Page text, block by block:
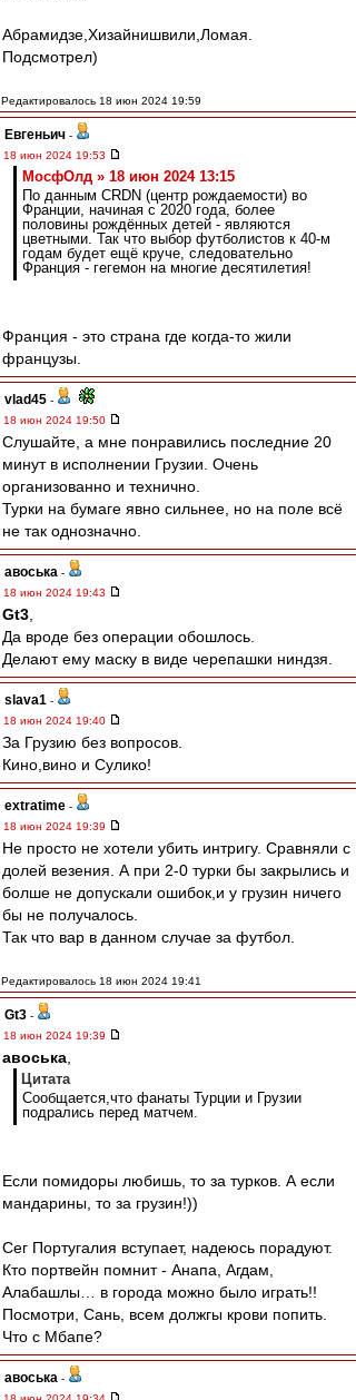
Абрамидзе,Хизайнишвили,Ломая.
Подсмотрел)
Редактировалось 18 июн 2024 19:59
Евгеньич -
18 июн 2024 19:53
МосфОлд » 18 июн 2024 13:15
По данным CRDN (центр рождаемости) во
Франции, начиная с 2020 года, более
половины рождённых детей - являются
цветными. Так что выбор футболистов к 40-м
годам будет ещё круче, следовательно
Франция - гегемон на многие десятилетия!
Франция - это страна где когда-то жили
французы.
vlad45 -
18 июн 2024 19:50
Слушайте, а мне понравились последние 20
минут в исполнении Грузии. Очень
организованно и технично.
Турки на бумаге явно сильнее, но на поле всё
не так однозначно.
авоська -
18 июн 2024 19:43
Gt3
Да вроде без операции обошлось.
Делают ему маску в виде черепашки ниндзя.
slava1 -
18 июн 2024 19:40
За Грузию без вопросов.
Кино,вино и Сулико!
extratime -
18 июн 2024 19:39
Не просто не хотели убить интригу. Сравняли с
долей везения. А при 2-0 турки бы закрылись и
болше не допускали ошибок,и у грузин ничего
бы не получалось.
Так что вар в данном случае за футбол.
Редактировалось 18 июн 2024 19:41
Gt3 -
18 июн 2024 19:39
авоська
Цитата
Сообщается,что фанаты Турции и Грузии
подрались перед матчем.
Если помидоры любишь, то за турков. А если
мандарины, то за грузин!))
Сег Португалия вступает, надеюсь порадуют.
Кто портвейн помнит - Анапа, Агдам,
Алабашлы… в города можно было играть!!
Посмотри, Сань, всем должгы крови попить.
Что с Мбапе?
авоська -